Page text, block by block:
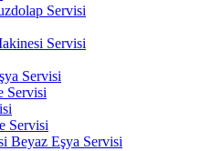
Servisi
Servisi
Servisi
Servisi
Servisi
Beyaz Eşya Servisi